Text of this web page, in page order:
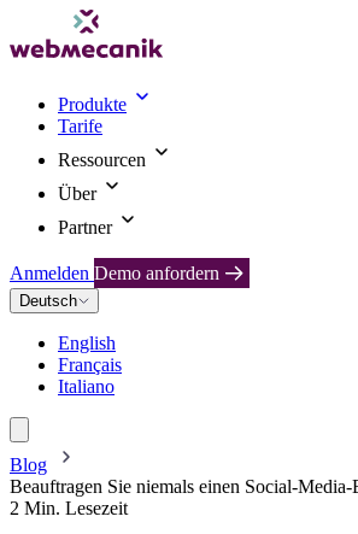
Produkte
Tarife
Ressourcen
Über
Partner
Anmelden Demo anfordern
Deutsch
English
Français
Italiano
Blog
Beauftragen Sie niemals einen Social-Media-
2 Min. Lesezeit